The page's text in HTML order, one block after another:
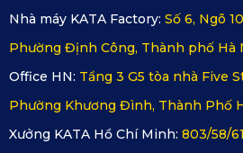
Quy trình sản xuất thảm lót sàn ô tô
Bước 1: Chọn lựa nguyên liệu
KATA sử dụng nguyên liệu PVC cao
và đạt chuẩn chất lượng SGS Châu
quan trọng, đảm bảo nguồn
Nhà máy KATA Factory: Số 6, Ngõ
Phường Định Công, Thành phố Hà
Office HN: Tầng 3 G5 tòa nhà Five
Phường Khương Đình, Thành Phố
Xưởng KATA Hồ Chí Minh: 803/58/